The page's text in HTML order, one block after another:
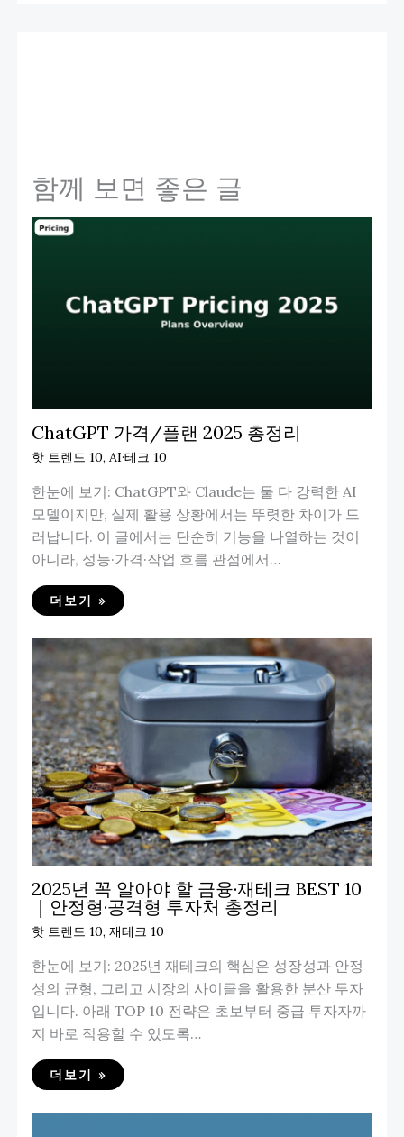
함께 보면 좋은 글
ChatGPT 가격/플랜 2025 총정리
핫 트렌드 10, AI·테크 10
한눈에 보기: ChatGPT와 Claude는 둘 다 강력한 AI
모델이지만, 실제 활용 상황에서는 뚜렷한 차이가 드
러납니다. 이 글에서는 단순히 기능을 나열하는 것이
아니라, 성능·가격·작업 흐름 관점에서…
더보기 »
2025년 꼭 알아야 할 금융·재테크 BEST 10
｜안정형·공격형 투자처 총정리
핫 트렌드 10, 재테크 10
한눈에 보기: 2025년 재테크의 핵심은 성장성과 안정
성의 균형, 그리고 시장의 사이클을 활용한 분산 투자
입니다. 아래 TOP 10 전략은 초보부터 중급 투자자까
지 바로 적용할 수 있도록…
더보기 »